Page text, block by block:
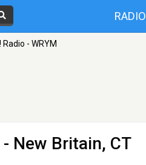
RADIO
Radio - WRYM
New Britain, CT